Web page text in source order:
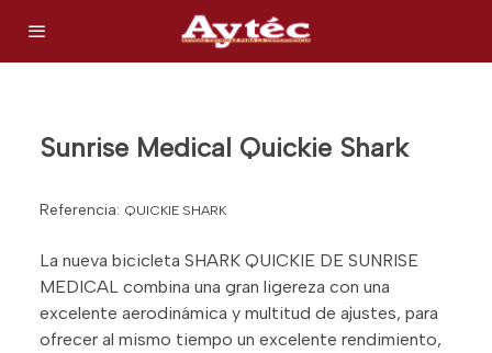
Sunrise Medical Quickie Shark
Referencia: QUICKIE SHARK
La nueva bicicleta SHARK QUICKIE DE SUNRISE
MEDICAL combina una gran ligereza con una
excelente aerodinámica y multitud de ajustes, para
ofrecer al mismo tiempo un excelente rendimiento,